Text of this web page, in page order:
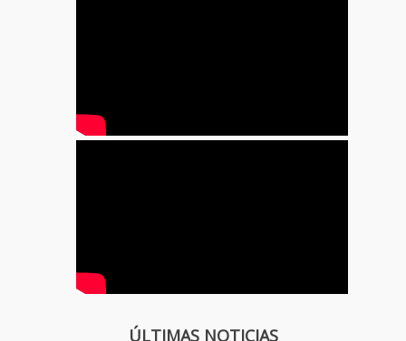
ÚLTIMAS NOTICIAS